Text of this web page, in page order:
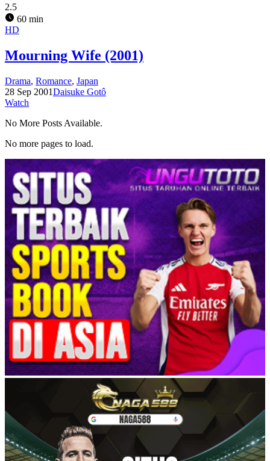
2.5
60 min
HD
Mourning Wife (2001)
Drama, Romance, Japan
28 Sep 2001Daisuke Gotô
Watch
No More Posts Available.
No more pages to load.